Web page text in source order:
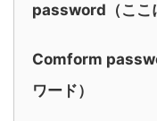
password（ここ
Comform
ワード）